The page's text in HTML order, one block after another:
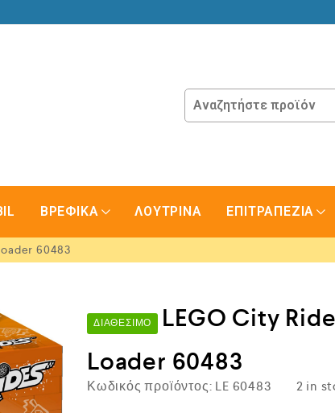
ΒΡΕΦΙΚΑ ΛΟΥΤΡΙΝΑ ΕΠΙΤΡΑΠΕΖΙΑ
60483
ΔΙΑΘΈΣΙΜΟ
LEGO City
Loader 60483
Κωδικός προϊόντος: LE 60483 2 in